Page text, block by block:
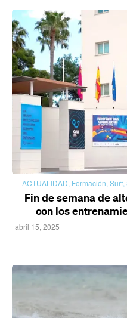
ACTUALIDAD, Formación, Surf,
Fin de semana de
con los
abril 15, 2025